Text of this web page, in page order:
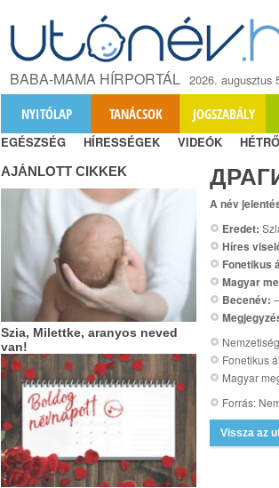
BABA-MAMA HÍRPORTÁL 2026. augusztus
NYITÓLAP TANÁCSOK JOGSZABÁLY
EGÉSZSÉG HÍRESSÉGEK VIDEÓK
A név
Eredet:
Híres
Fonetikus
Magyar
Becenév: –
Fonetikus
Magyar
Forrás:
Vissza az
AJÁNLOTT CIKKEK
Szia, Milettke, aranyos neved
van!